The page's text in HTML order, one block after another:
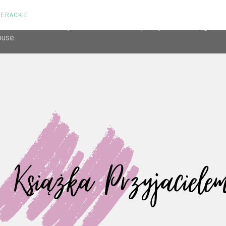
its services and to analyze traffic. Your IP address and